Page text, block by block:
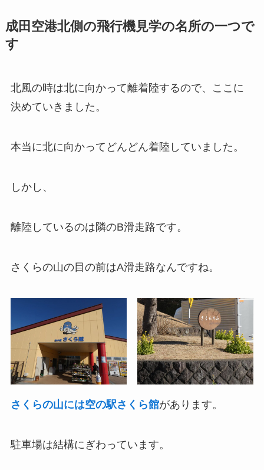
成田空港北側の飛行機見学の名所の一つで
す
北風の時は北に向かって離着陸するので、ここに
決めていきました。
本当に北に向かってどんどん着陸していました。
しかし、
離陸しているのは隣のB滑走路です。
さくらの山の目の前はA滑走路なんですね。
さくらの山には空の駅さくら館があります。
駐車場は結構にぎわっています。